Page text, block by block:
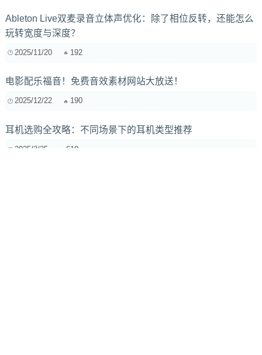
Ableton Live双麦录音立体声优化：除了相位反转，还能怎么
玩转宽度与深度？
2025/11/20 192
电影配乐福音！免费音效素材网站大放送！
2025/12/22 190
耳机选购全攻略：不同场景下的耳机类型推荐
2025/3/25 619